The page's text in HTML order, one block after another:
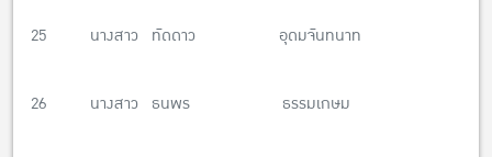
25 นางสาว ทัดดาว อุดมจันทนาท
26 นางสาว ธนพร ธรรมเกษม